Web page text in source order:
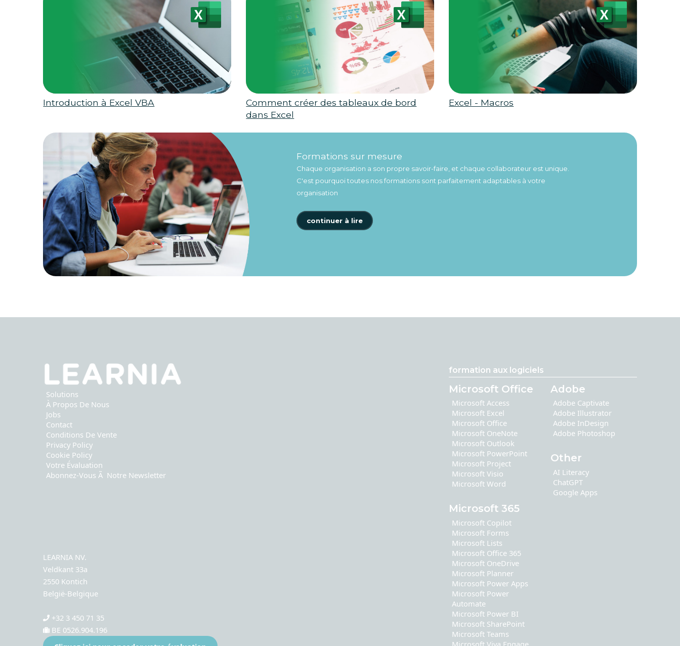
Introduction à Excel VBA
Comment créer des tableaux de bord
dans Excel
Excel - Macros
Formations sur mesure
Chaque organisation a son propre savoir-faire, et chaque collaborateur est unique.
C'est pourquoi toutes nos formations sont parfaitement adaptables à votre
organisation
continuer à lire
Solutions
À Propos De Nous
Jobs
Contact
Conditions De Vente
Privacy Policy
Cookie Policy
Votre Évaluation
Abonnez-Vous Ã Notre Newsletter
LEARNIA NV.
Veldkant 33a
2550 Kontich
België-Belgique
+32 3 450 71 35
BE 0526.904.196
formation aux logiciels
Microsoft Office
Microsoft Access
Microsoft Excel
Microsoft Office
Microsoft OneNote
Microsoft Outlook
Microsoft PowerPoint
Microsoft Project
Microsoft Visio
Microsoft Word
Microsoft 365
Microsoft Copilot
Microsoft Forms
Microsoft Lists
Microsoft Office 365
Microsoft OneDrive
Microsoft Planner
Microsoft Power Apps
Microsoft Power
Automate
Microsoft Power BI
Microsoft SharePoint
Microsoft Teams
Microsoft Viva Engage
Adobe
Adobe Captivate
Adobe Illustrator
Adobe InDesign
Adobe Photoshop
Other
AI Literacy
ChatGPT
Google Apps